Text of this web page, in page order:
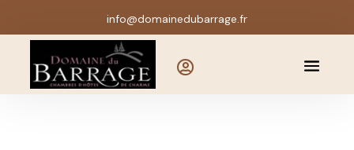
info@domainedubarrage.fr
